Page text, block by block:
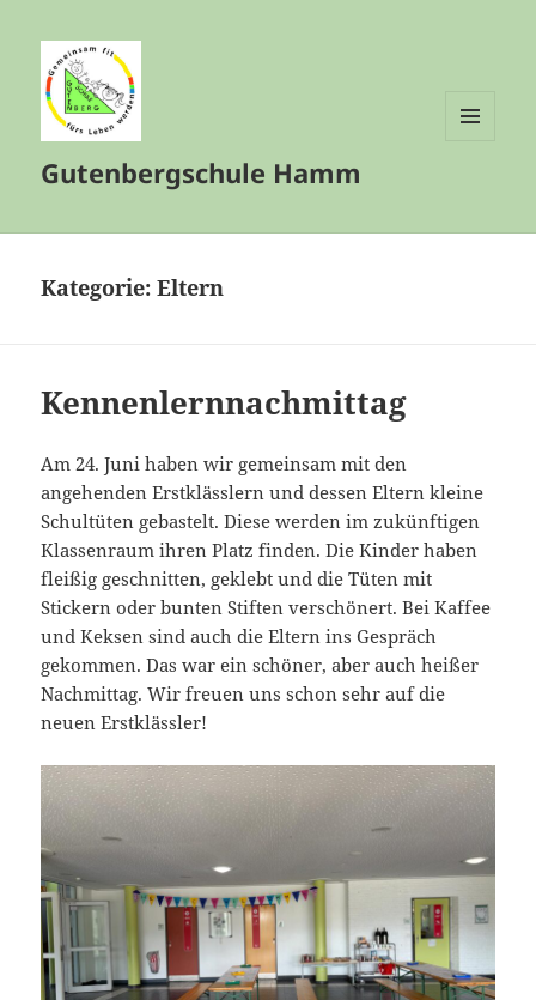
Gutenbergschule Hamm
Kategorie:Eltern
Kennenlernnachmittag
Am 24. Juni haben wir gemeinsam mit den
angehenden Erstklässlern und dessen Eltern kleine
Schultüten gebastelt. Diese werden im zukünftigen
Klassenraum ihren Platz finden. Die Kinder haben
fleißig geschnitten, geklebt und die Tüten mit
Stickern oder bunten Stiften verschönert. Bei Kaffee
und Keksen sind auch die Eltern ins Gespräch
gekommen. Das war ein schöner, aber auch heißer
Nachmittag. Wir freuen uns schon sehr auf die
neuen Erstklässler!